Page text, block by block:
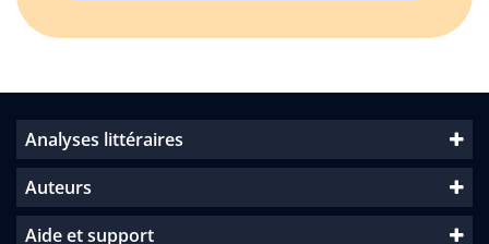
Analyses littéraires
Auteurs
Aide et support